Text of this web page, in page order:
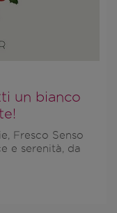
un bianco
Fresco Senso
e serenità, da